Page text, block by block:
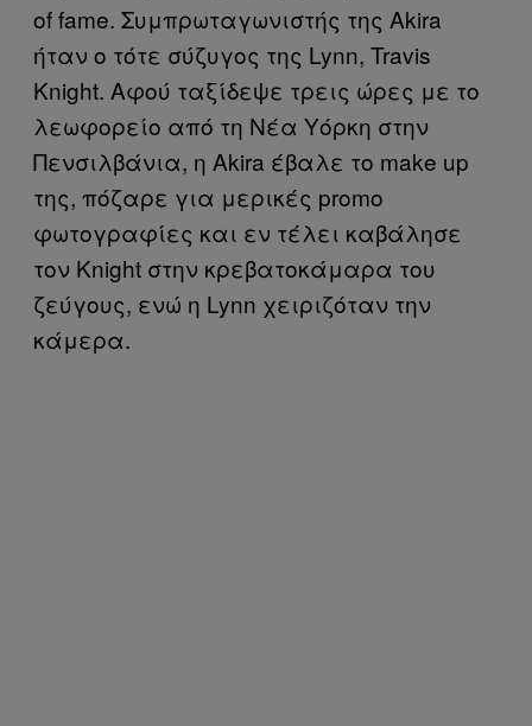
of fame. Συμπρωταγωνιστής της Akira
ήταν ο τότε σύζυγος της Lynn, Travis
Knight. Αφού ταξίδεψε τρεις ώρες με το
λεωφορείο από τη Νέα Υόρκη στην
Πενσιλβάνια, η Akira έβαλε το make up
της, πόζαρε για μερικές promo
φωτογραφίες και εν τέλει καβάλησε
τον Knight στην κρεβατοκάμαρα του
ζεύγους, ενώ η Lynn χειριζόταν την
κάμερα.